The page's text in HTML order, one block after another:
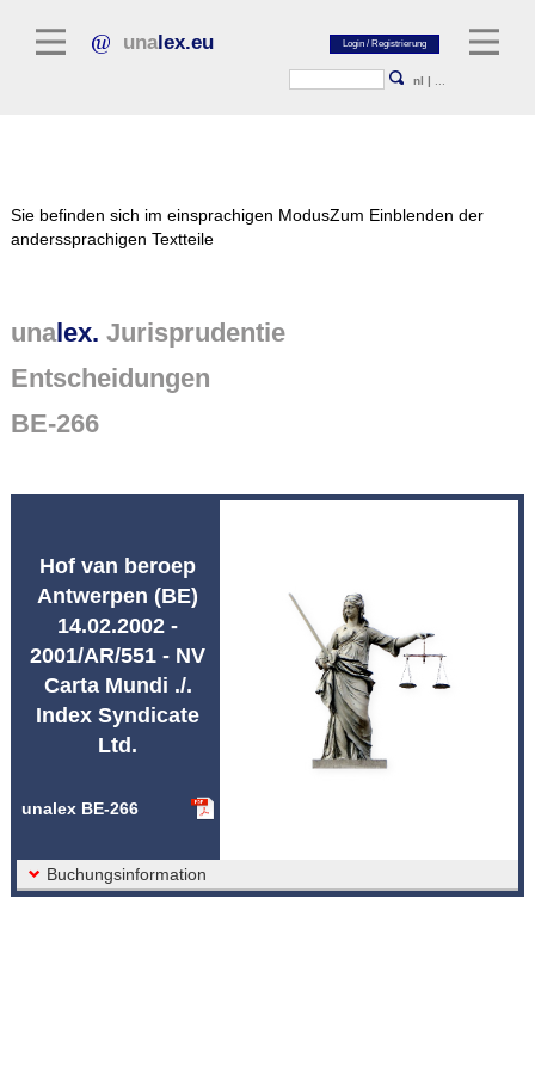
unalex.eu
nl |
Regelgevende teksten
Jurisprudentie
Sie befinden sich im einsprachigen ModusZum Einblenden der
anderssprachigen Textteile
unalex. Jurisprudentie
Entscheidungen
BE-266
Hof van beroep
Antwerpen (BE)
14.02.2002 -
2001/AR/551 - NV
Carta Mundi ./.
Index Syndicate
Ltd.
unalex BE-266
Buchungsinformation